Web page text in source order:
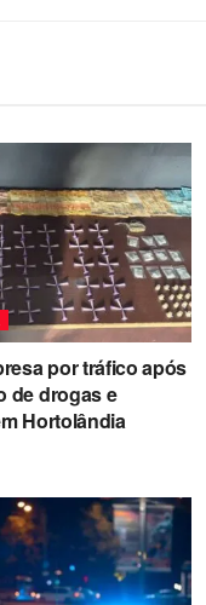
por tráfico após
de drogas e
Hortolândia